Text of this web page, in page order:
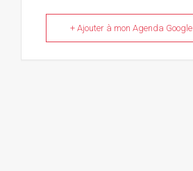
+ Ajouter à mon Agenda Google